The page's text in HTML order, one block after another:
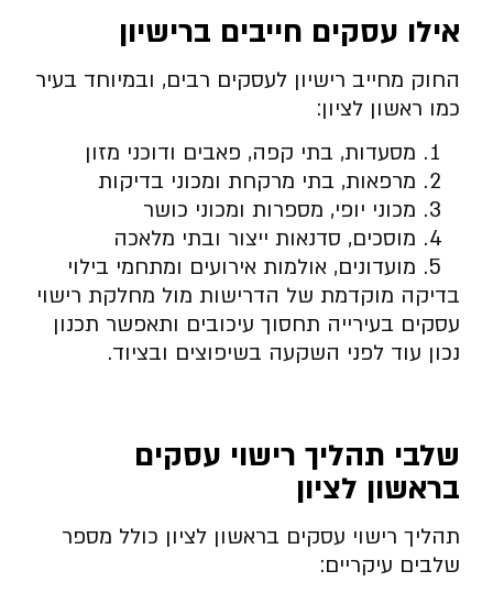
אילו עסקים חייבים ברישיון
החוק מחייב רישיון לעסקים רבים, ובמיוחד בעיר
כמו ראשון לציון:
מסעדות, בתי קפה, פאבים ודוכני מזון
מרפאות, בתי מרקחת ומכוני בדיקות
מכוני יופי, מספרות ומכוני כושר
מוסכים, סדנאות ייצור ובתי מלאכה
מועדונים, אולמות אירועים ומתחמי בילוי
בדיקה מוקדמת של הדרישות מול מחלקת רישוי
עסקים בעירייה תחסוך עיכובים ותאפשר תכנון
נכון עוד לפני השקעה בשיפוצים ובציוד.
שלבי תהליך רישוי עסקים
בראשון לציון
תהליך רישוי עסקים בראשון לציון כולל מספר
שלבים עיקריים: